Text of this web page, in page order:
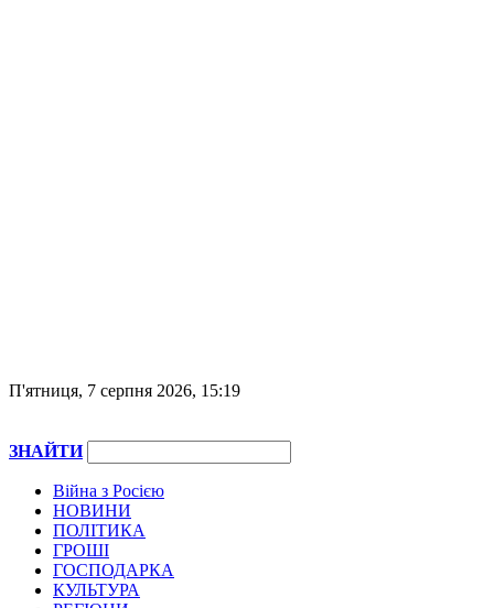
П'ятниця, 7 серпня 2026, 15:19
ЗНАЙТИ
Війна з Росією
НОВИНИ
ПОЛІТИКА
ГРОШІ
ГОСПОДАРКА
КУЛЬТУРА